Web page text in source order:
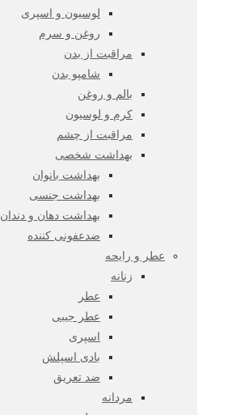
لوسیون و اسپری
روغن و سرم
مراقبت از بدن
شامپو بدن
بالم و روغن
کرم و لوسیون
مراقبت از چشم
بهداشت شخصی
بهداشت بانوان
بهداشت جنسی
بهداشت دهان و دندان
ضدعفونی کننده
عطر و رایحه
زنانه
عطر
عطر جیبی
اسپری
بادی اسپلش
ضد تعریق
مردانه